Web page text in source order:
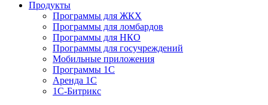
Продукты
Программы для ЖКХ
Программы для ломбардов
Программы для НКО
Программы для госучреждений
Мобильные приложения
Программы 1С
Аренда 1С
1С-Битрикс